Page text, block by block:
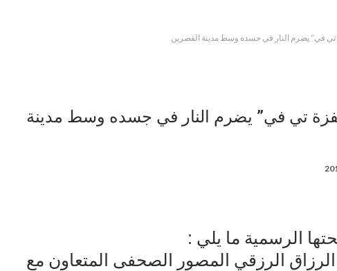
تي في” يضرم النار في جسده وسط مدينة القصرين
تي في” يضرم النار في جسده وسط مدينة
الرسمية ما يلي :
الرزقي المصور الصحفى المتعاون مع